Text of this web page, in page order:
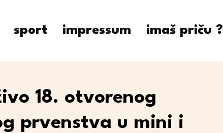
sport impressum imaš priču ?
18. otvorenog
prvenstva u mini i